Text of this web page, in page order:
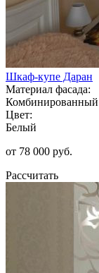
Шкаф-купе Даран
Материал фасада:
Комбинированный
Цвет:
Белый
от 78 000 руб.
Рассчитать